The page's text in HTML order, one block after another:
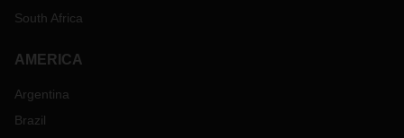
South Africa
AMERICA
Argentina
Brazil